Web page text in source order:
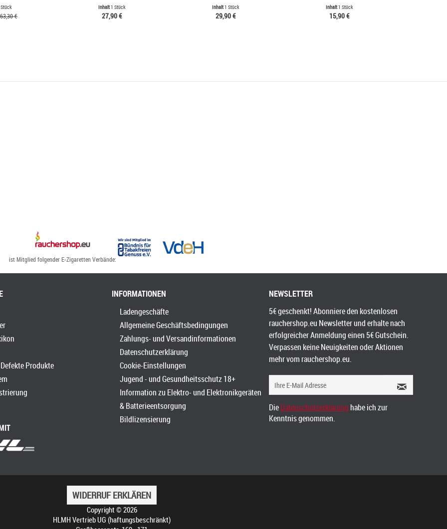
63,30 €
Inhalt1 Stück
27,90 €
Inhalt1 Stück
29,90 €
Inhalt1 Stück
15,90 €
ist Mitglied folgender E-Zigaretten Verbände:
Produkte
INFORMATIONEN
Ladengeschäfte
Allgemeine Geschäftsbedingungen
Zahlungs- und Versandinformationen
Datenschutzerklärung
Cookie-Einstellungen
Jugend - und Gesundheitsschutz 18+
Information zu Elektro- und Elektronikgeräten
& Batterieentsorgung
Bildlizensierung
NEWSLETTER
5€ geschenkt! Abonniere den kostenlosen
rauchershop.eu Newsletter und erhalte nach
erfolgreicher Anmeldung einen 5€ Gutschein.
Verpassen keine Neuigkeiten oder Aktionen
mehr vom rauchershop.eu.
DieDatenschutzerklärung habe ich zur
Kenntnis genommen.
WIDERRUF ERKLÄREN
Copyright © 2026
HLMH Vertrieb UG (haftungsbeschränkt)